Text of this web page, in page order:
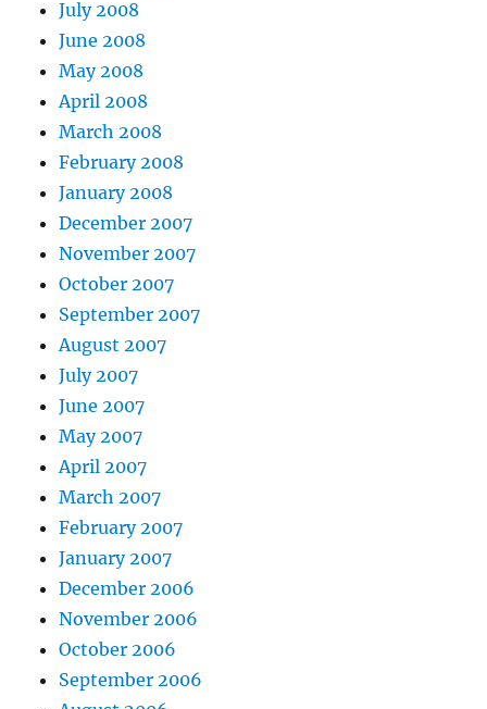
July 2008
June 2008
May 2008
April 2008
March 2008
February 2008
January 2008
December 2007
November 2007
October 2007
September 2007
August 2007
July 2007
June 2007
May 2007
April 2007
March 2007
February 2007
January 2007
December 2006
November 2006
October 2006
September 2006